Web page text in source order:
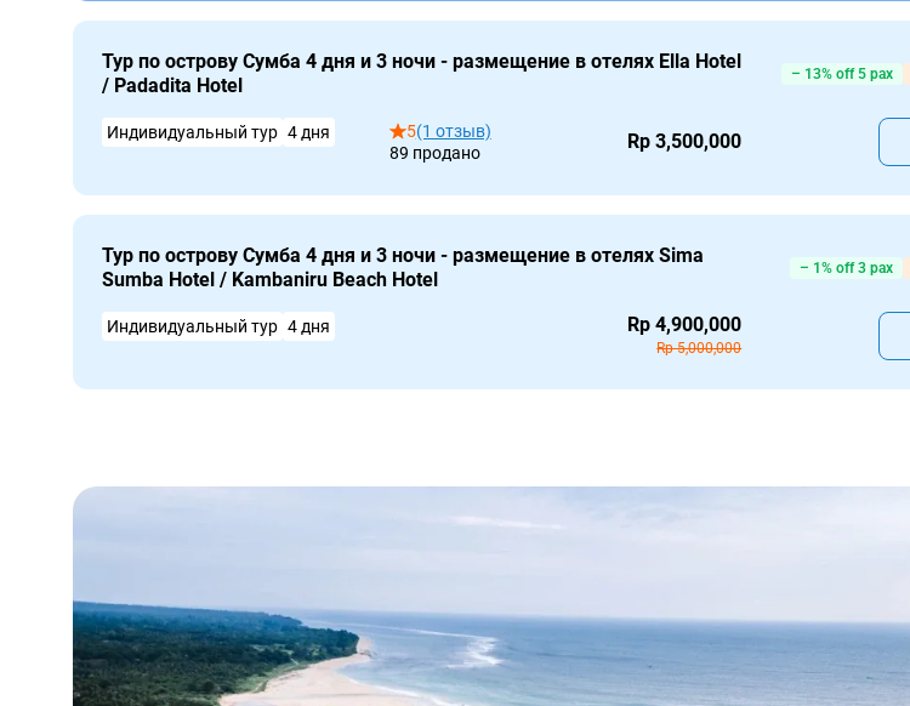
– 13% off 5 pax
Тур по острову Сумба 4 дня и 3 ночи - размещение в отелях Ella Hotel
/ Padadita Hotel
Индивидуальный тур 4 дня 5(1 отзыв)
89 продано
Rp 3,500,000
– 1% off 3 pax
Тур по острову Сумба 4 дня и 3 ночи - размещение в отелях Sima
Sumba Hotel / Kambaniru Beach Hotel
Индивидуальный тур 4 дня Rp 4,900,000
Rp 5,000,000